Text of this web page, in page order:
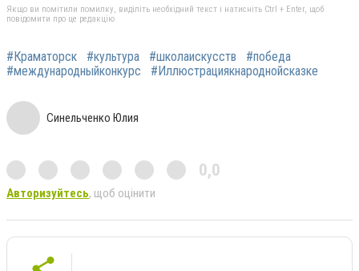
Якщо ви помітили помилку, виділіть необхідний текст і натисніть Ctrl + Enter, щоб
повідомити про це редакцію
#Краматорск #культура #школаискусств
#победа
#международныйконкурс
#Иллюстрациякнароднойсказке
Синельченко Юлия
0,0
Авторизуйтесь, щоб оцінити